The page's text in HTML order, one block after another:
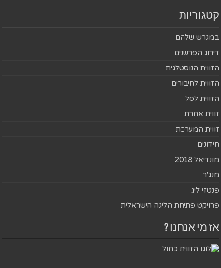
קטגוריות
במגרש שלהם
דירוג הפרשנים
הזווית הנוסטלגית
הזווית לחיבורים
הזווית לסל
זווית אחרת
זווית המערכת
חידונים
מונדיאל 2018
מנג'ר
פנטזי ליג
פרויקט פתיחת הליגה הישראלית
אז מי אנחנו ?